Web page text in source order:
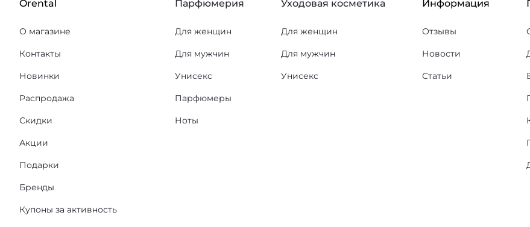
Orental
О магазине
Контакты
Новинки
Распродажа
Скидки
Акции
Подарки
Бренды
Купоны за активность
Парфюмерия
Для женщин
Для мужчин
Унисекс
Парфюмеры
Ноты
Уходовая косметика
Для женщин
Для мужчин
Унисекс
Информация
Отзывы
Новости
Статьи